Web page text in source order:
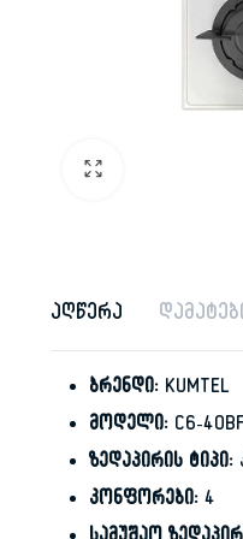
აღწერა
ბრენდი:KUMTEL
მოდელი:C6-
ზედაპირის ტიპი:
კონფორები:4